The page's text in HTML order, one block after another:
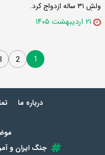
ولشِ ۳۱ ساله ازدواج کرد.
۲۱ اردیبهشت ۱۴۰۵
1
2
درباره ما
جنگ ایران و